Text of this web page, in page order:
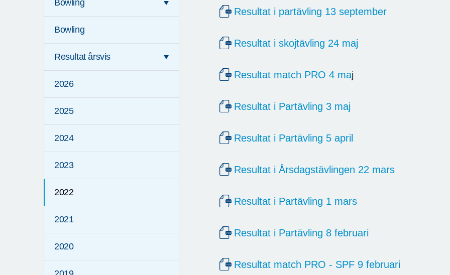
Bowling
Bowling
Resultat årsvis
2026
2025
2024
2023
2022
2021
2020
Resultat i partävling 13 september
Resultat i skojtävling 24 maj
Resultat match PRO 4 maj
Resultat i Partävling 3 maj
Resultat i Partävling 5 april
Resultat i Årsdagstävlingen 22 mars
Resultat i Partävling 1 mars
Resultat i Partävling 8 februari
Resultat match PRO - SPF 9 februari